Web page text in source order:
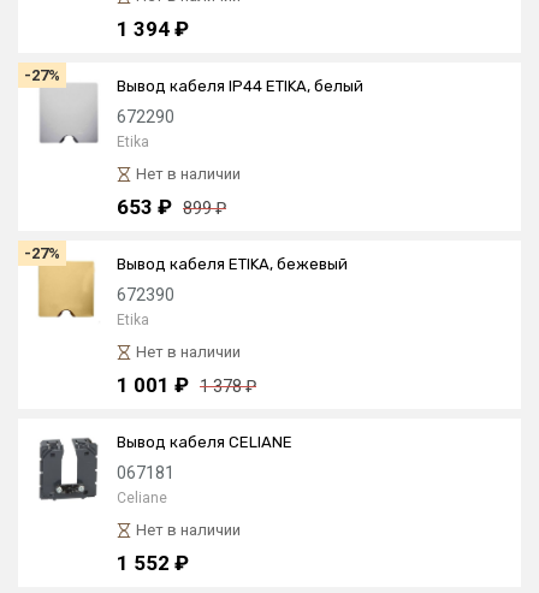
1 394 ₽
-27%
Вывод кабеля IP44 ETIKA, белый
672290
Etika
Нет в наличии
653 ₽ 899 ₽
-27%
Вывод кабеля ETIKA, бежевый
672390
Etika
Нет в наличии
1 001 ₽ 1 378 ₽
Вывод кабеля CELIANE
067181
Celiane
Нет в наличии
1 552 ₽